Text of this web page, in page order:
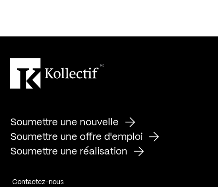
Soumettre une nouvelle
Soumettre une offre d'emploi
Soumettre une réalisation
Contactez-nous